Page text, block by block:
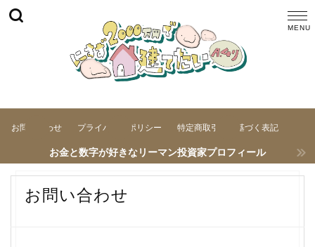
お問い合わせ プライバシーポリシー 特定商取引法に基づく表記
お金と数字が好きなリーマン投資家プロフィール
お問い合わせ